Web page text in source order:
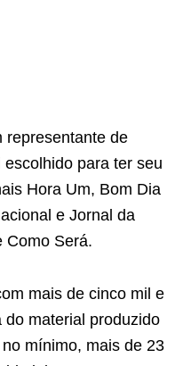
representante de
para ter seu
Hora Um, Bom Dia
e Jornal da
Como Será.
mais de cinco mil e
do material produzido
mínimo, mais de 23